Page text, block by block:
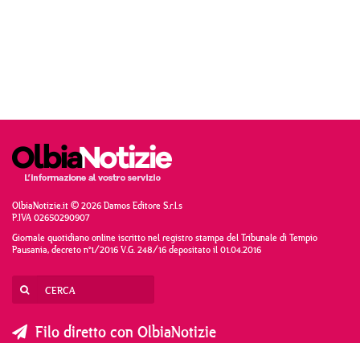
OlbiaNotizie.it © 2026 Damos Editore S.r.l.s
P.IVA 02650290907
Giornale quotidiano online iscritto nel registro stampa del Tribunale di Tempio
Pausania, decreto n°1/2016 V.G. 248/16 depositato il 01.04.2016
Filo diretto con OlbiaNotizie